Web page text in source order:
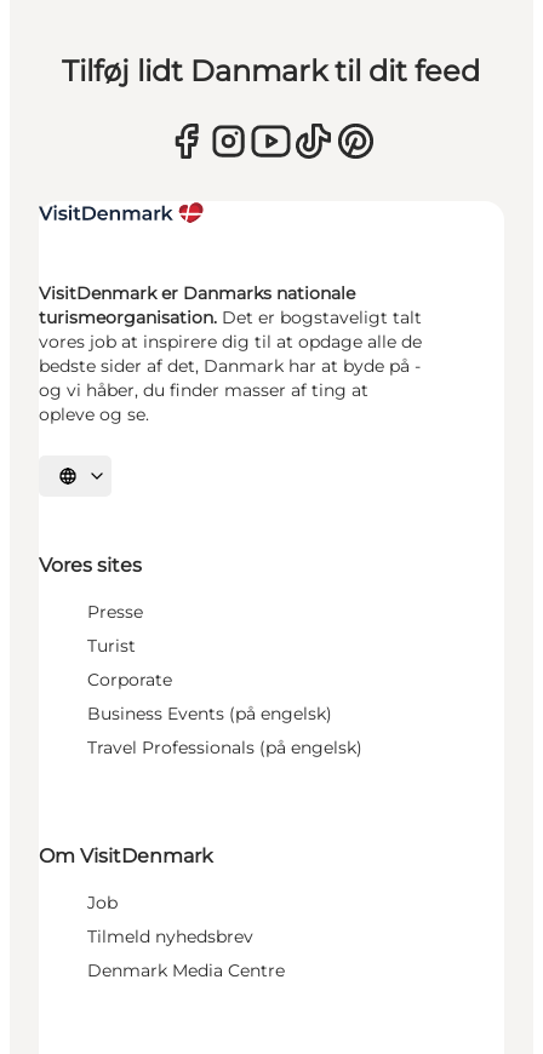
Tilføj lidt Danmark til dit feed
VisitDenmark er Danmarks nationale
turismeorganisation. Det er bogstaveligt talt
vores job at inspirere dig til at opdage alle de
bedste sider af det, Danmark har at byde på -
og vi håber, du finder masser af ting at
opleve og se.
Vælg sprog
Vores sites
Presse
Turist
Corporate
Business Events (på engelsk)
Travel Professionals (på engelsk)
Om VisitDenmark
Job
Tilmeld nyhedsbrev
Denmark Media Centre